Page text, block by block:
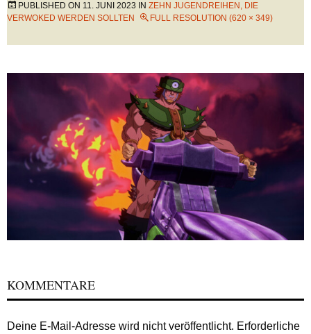
PUBLISHED ON 11. JUNI 2023 IN ZEHN JUGENDREIHEN, DIE
VERWOKED WERDEN SOLLTEN
FULL RESOLUTION (620 × 349)
KOMMENTARE
Deine E-Mail-Adresse wird nicht veröffentlicht. Erforderliche